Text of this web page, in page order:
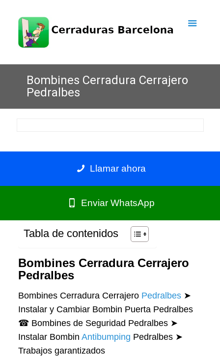
Bombines Cerradura Cerrajero
Pedralbes
Llamar ahora
Enviar WhatsApp
Tabla de contenidos
Bombines Cerradura Cerrajero
Pedralbes
Bombines Cerradura Cerrajero Pedralbes ➤
Instalar y Cambiar Bombin Puerta Pedralbes
☎ Bombines de Seguridad Pedralbes ➤
Instalar BombinAntibumping Pedralbes ➤
Trabajos garantizados